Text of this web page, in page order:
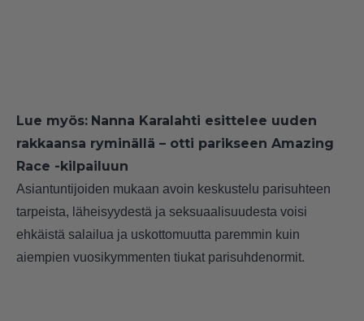
Lue myös: Nanna Karalahti esittelee uuden
rakkaansa ryminällä – otti parikseen Amazing
Race -kilpailuun
Asiantuntijoiden mukaan avoin keskustelu parisuhteen
tarpeista, läheisyydestä ja seksuaalisuudesta voisi
ehkäistä salailua ja uskottomuutta paremmin kuin
aiempien vuosikymmenten tiukat parisuhdenormit.